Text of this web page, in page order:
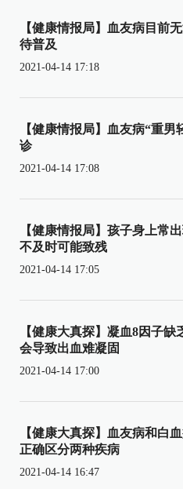
【健康情报局】血友病目前
待普及
2021-04-14 17:18
【健康情报局】血友病“重
诊
2021-04-14 17:08
【健康情报局】孩子身上常
不及时可能致残
2021-04-14 17:05
【健康大真探】凝血8因子
会导致出血难凝固
2021-04-14 17:00
【健康大真探】血友病和白
正确区分两种疾病
2021-04-14 16:47